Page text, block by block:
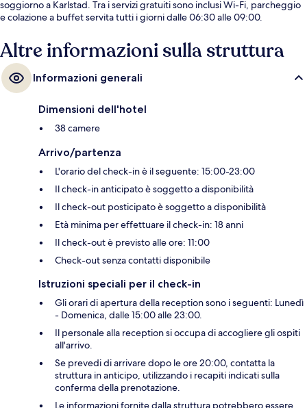
soggiorno a Karlstad. Tra i servizi gratuiti sono inclusi Wi-Fi, parcheggio
e colazione a buffet servita tutti i giorni dalle 06:30 alle 09:00.
Altre informazioni sulla struttura
Informazioni generali
Dimensioni dell'hotel
38 camere
Arrivo/partenza
L'orario del check-in è il seguente: 15:00-23:00
Il check-in anticipato è soggetto a disponibilità
Il check-out posticipato è soggetto a disponibilità
Età minima per effettuare il check-in: 18 anni
Il check-out è previsto alle ore: 11:00
Check-out senza contatti disponibile
Istruzioni speciali per il check-in
Gli orari di apertura della reception sono i seguenti: Lunedì
- Domenica, dalle 15:00 alle 23:00.
Il personale alla reception si occupa di accogliere gli ospiti
all'arrivo.
Se prevedi di arrivare dopo le ore 20:00, contatta la
struttura in anticipo, utilizzando i recapiti indicati sulla
conferma della prenotazione.
Le informazioni fornite dalla struttura potrebbero essere